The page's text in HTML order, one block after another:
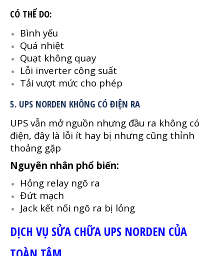
CÓ THỂ DO:
Bình yếu
Quá nhiệt
Quạt không quay
Lỗi inverter công suất
Tải vượt mức cho phép
5. UPS NORDEN KHÔNG CÓ ĐIỆN RA
UPS vẫn mở nguồn nhưng đầu ra không có
điện, đây là lỗi ít hay bị nhưng cũng thỉnh
thoảng gặp
Nguyên nhân phổ biến:
Hỏng relay ngõ ra
Đứt mạch
Jack kết nối ngõ ra bị lỏng
DỊCH VỤ SỬA CHỮA UPS NORDEN CỦA